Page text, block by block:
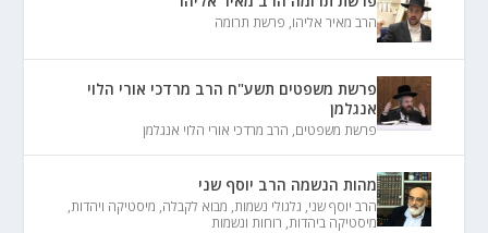
הרב מאיר אליהו, פרשת תרומה
פרשת משפטים תשע"ח הרב מרדכי אורי הלוי
אנגלמן
פרשת משפטים, הרב מרדכי אורי הלוי אנגלמן
מהות הנשמה הרב יוסף שני
הרב יוסף שני, גלגולי נשמות, מבוא לקבלה, מיסטיקה ויהדות,
מיסטיקה ביהדות, רוחות ונשמות